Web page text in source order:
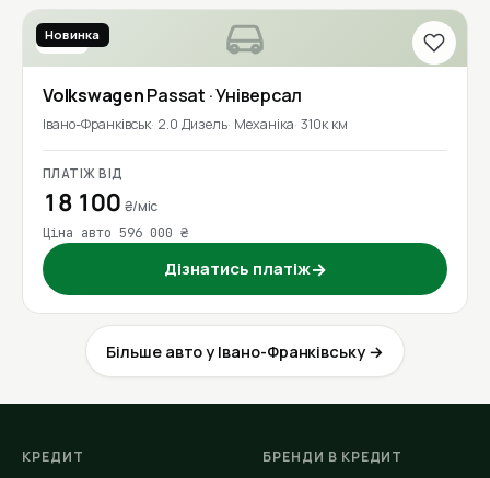
2016
Новинка
VolkswagenPassat · Універсал
Івано-Франківськ 2.0 Дизель Механіка 310к км
ПЛАТІЖ ВІД
18 100 ₴/міс
Ціна авто 596 000 ₴
Дізнатись платіж→
Більше авто у Івано-Франківську →
КРЕДИТ БРЕНДИ В КРЕДИТ